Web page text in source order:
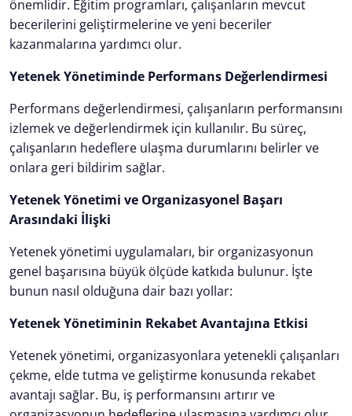
önemlidir. Eğitim programları, çalışanların mevcut
becerilerini geliştirmelerine ve yeni beceriler
kazanmalarına yardımcı olur.
Yetenek Yönetiminde Performans Değerlendirmesi
Performans değerlendirmesi, çalışanların performansını
izlemek ve değerlendirmek için kullanılır. Bu süreç,
çalışanların hedeflere ulaşma durumlarını belirler ve
onlara geri bildirim sağlar.
Yetenek Yönetimi ve Organizasyonel Başarı
Arasındaki İlişki
Yetenek yönetimi uygulamaları, bir organizasyonun
genel başarısına büyük ölçüde katkıda bulunur. İşte
bunun nasıl olduğuna dair bazı yollar:
Yetenek Yönetiminin Rekabet Avantajına Etkisi
Yetenek yönetimi, organizasyonlara yetenekli çalışanları
çekme, elde tutma ve geliştirme konusunda rekabet
avantajı sağlar. Bu, iş performansını artırır ve